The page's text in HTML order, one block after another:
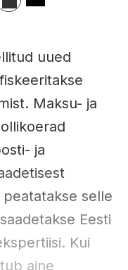
uued
Maksu- ja
ja
selle
Eesti
Kui
aine